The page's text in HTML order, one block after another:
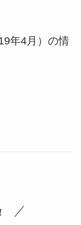
年4月）の情